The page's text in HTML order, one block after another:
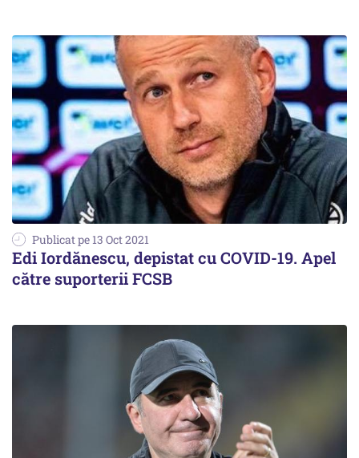
Publicat pe 13 Oct 2021
Edi Iordănescu, depistat cu COVID-19. Apel
către suporterii FCSB